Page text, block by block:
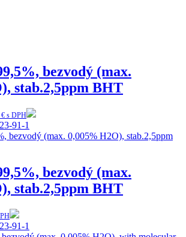
bezvodý (max.
stab.2,5ppm BHT
€ s DPH
91-1
bezvodý (max.
stab.2,5ppm BHT
91-1